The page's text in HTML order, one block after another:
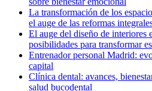
La transformación de los
el auge de las reformas
El auge del diseño de interiores
posibilidades para transformar
Entrenador personal Madrid:
capital
Clínica dental: avances,
salud bucodental